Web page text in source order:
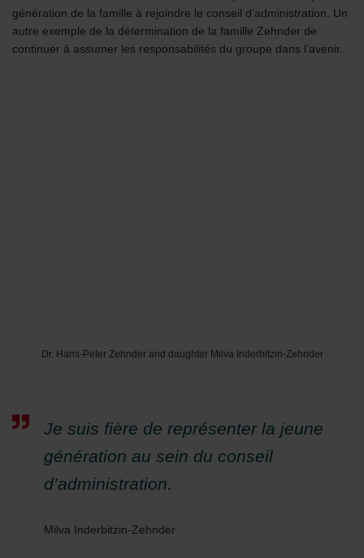
génération de la famille à rejoindre le conseil d’administration. Un
autre exemple de la détermination de la famille Zehnder de
continuer à assumer les responsabilités du groupe dans l’avenir.
Dr. Hans-Peter Zehnder and daughter Milva Inderbitzin-Zehnder
Je suis fière de représenter la jeune
génération au sein du conseil
d’administration.
Milva Inderbitzin-Zehnder